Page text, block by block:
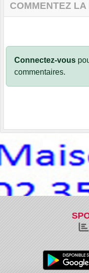
COMMENTEZ LA
Connectez-vous
commentaires.